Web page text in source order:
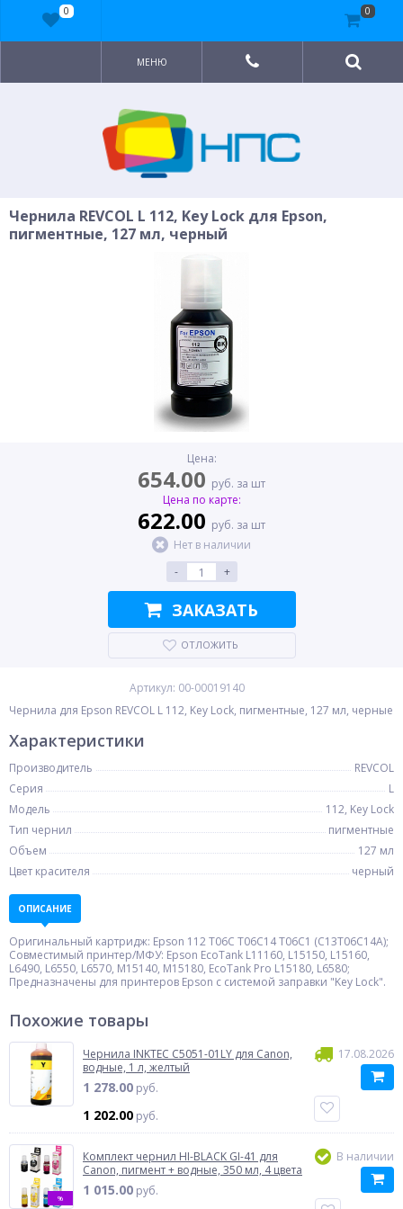
МЕНЮ
Чернила REVCOL L 112, Key Lock для Epson,
пигментные, 127 мл, черный
Цена:
654.00 руб. за шт
Цена по карте:
622.00 руб. за шт
Нет в наличии
-
+
ЗАКАЗАТЬ
ОТЛОЖИТЬ
Артикул: 00-00019140
Чернила для Epson REVCOL L 112, Key Lock, пигментные, 127 мл, черные
Характеристики
Производитель
REVCOL
Серия
L
Модель
112, Key Lock
Тип чернил
пигментные
Объем
127 мл
Цвет красителя
черный
ОПИСАНИЕ
Оригинальный картридж: Epson 112 T06C T06C14 T06C1 (C13T06C14A);
Совместимый принтер/МФУ: Epson EcoTank L11160, L15150, L15160,
L6490, L6550, L6570, M15140, M15180, EcoTank Pro L15180, L6580;
Предназначены для принтеров Epson c системой заправки "Key Lock".
Похожие товары
Чернила INKTEC C5051-01LY для Canon,
водные, 1 л, желтый
1 278.00 руб.
1 202.00 руб.
17.08.2026
%
Комплект чернил HI-BLACK GI-41 для
Canon, пигмент + водные, 350 мл, 4 цвета
1 015.00 руб.
В наличии
0 0